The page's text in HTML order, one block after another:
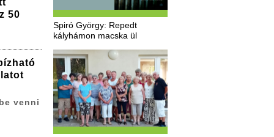
Spiró György: Repedt
kályhámon macska ül
50
venni